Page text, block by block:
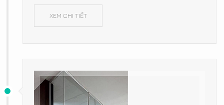
XEM CHI TIẾT